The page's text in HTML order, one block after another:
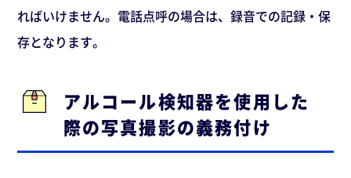
ればいけません。電話点呼の場合は、録音での記録・保
存となります。
アルコール検知器を使用した
際の写真撮影の義務付け